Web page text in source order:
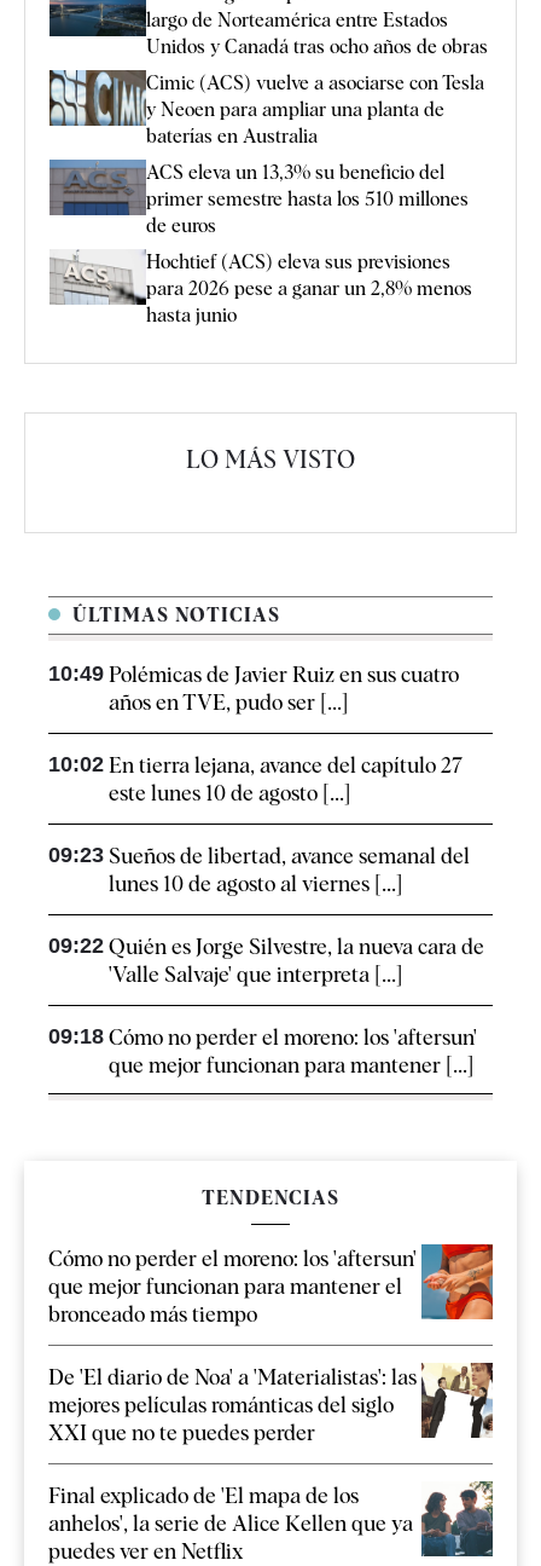
largo de Norteamérica entre Estados
Unidos y Canadá tras ocho años de obras
Cimic (ACS) vuelve a asociarse con Tesla
y Neoen para ampliar una planta de
baterías en Australia
ACS eleva un 13,3% su beneficio del
primer semestre hasta los 510 millones
de euros
Hochtief (ACS) eleva sus previsiones
para 2026 pese a ganar un 2,8% menos
hasta junio
LO MÁS VISTO
ÚLTIMAS NOTICIAS
10:49 Polémicas de Javier Ruiz en sus cuatro
años en TVE, pudo ser [...]
10:02 En tierra lejana, avance del capítulo 27
este lunes 10 de agosto [...]
09:23 Sueños de libertad, avance semanal del
lunes 10 de agosto al viernes [...]
09:22 Quién es Jorge Silvestre, la nueva cara de
'Valle Salvaje' que interpreta [...]
09:18 Cómo no perder el moreno: los 'aftersun'
que mejor funcionan para mantener [...]
TENDENCIAS
Cómo no perder el moreno: los 'aftersun'
que mejor funcionan para mantener el
bronceado más tiempo
De 'El diario de Noa' a 'Materialistas': las
mejores películas románticas del siglo
XXI que no te puedes perder
Final explicado de 'El mapa de los
anhelos', la serie de Alice Kellen que ya
puedes ver en Netflix